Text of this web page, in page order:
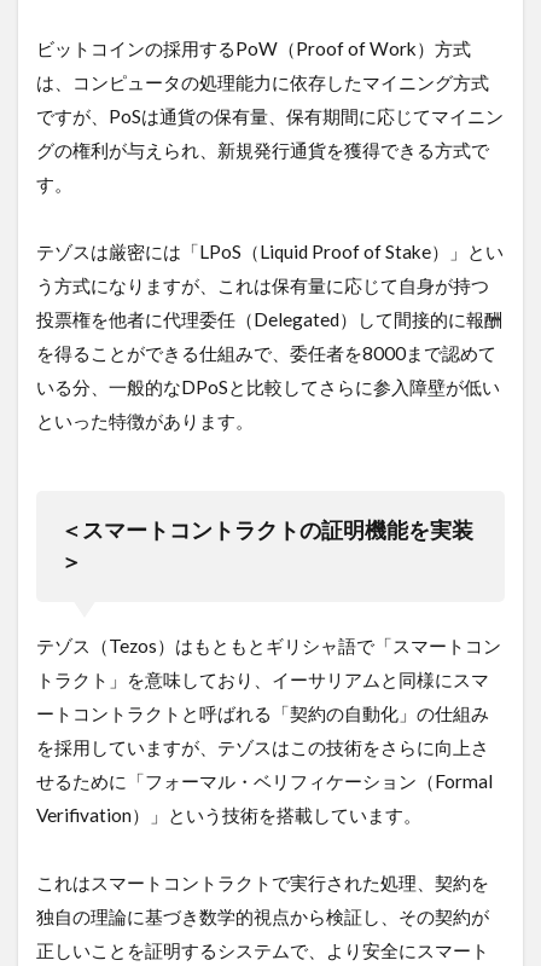
n
g
の
格
6
格
の
移
と
6.0.1
推
＞
7
ま
と
ゾ
ス
を
購
ビットコインの採用するPoW（Proof of Work）方式
は、コンピュータの処理能力に依存したマイニング方式
ですが、PoSは通貨の保有量、保有期間に応じてマイニン
グの権利が与えられ、新規発行通貨を獲得できる方式で
す。
テゾスは厳密には「LPoS（Liquid Proof of Stake）」とい
う方式になりますが、これは保有量に応じて自身が持つ
投票権を他者に代理委任（Delegated）して間接的に報酬
を得ることができる仕組みで、委任者を8000まで認めて
いる分、一般的なDPoSと比較してさらに参入障壁が低い
といった特徴があります。
＜スマートコントラクトの証明機能を実装
＞
テゾス（Tezos）はもともとギリシャ語で「スマートコン
トラクト」を意味しており、イーサリアムと同様にスマ
ートコントラクトと呼ばれる「契約の自動化」の仕組み
を採用していますが、テゾスはこの技術をさらに向上さ
せるために「フォーマル・ベリフィケーション（Formal
Verifivation）」という技術を搭載しています。
これはスマートコントラクトで実行された処理、契約を
独自の理論に基づき数学的視点から検証し、その契約が
正しいことを証明するシステムで、より安全にスマート